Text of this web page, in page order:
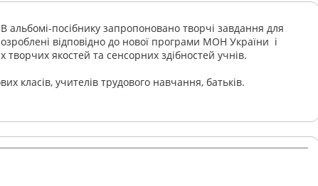
посібнику запропоновано творчі завдання для
відповідно до нової програми МОН України і
якостей та сенсорних здібностей учнів.
класів, учителів трудового навчання, батьків.